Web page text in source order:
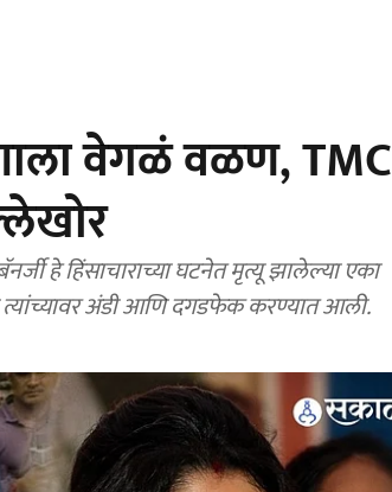
वेगळं वळण, TMC
हे हिंसाचाराच्या घटनेत मृत्यू झालेल्या एका
त्यांच्यावर अंडी आणि दगडफेक करण्यात आली.